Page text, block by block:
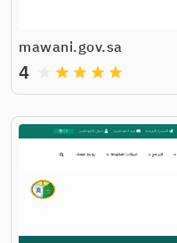
mawani.gov.sa
grade
grade
grade
grade
4